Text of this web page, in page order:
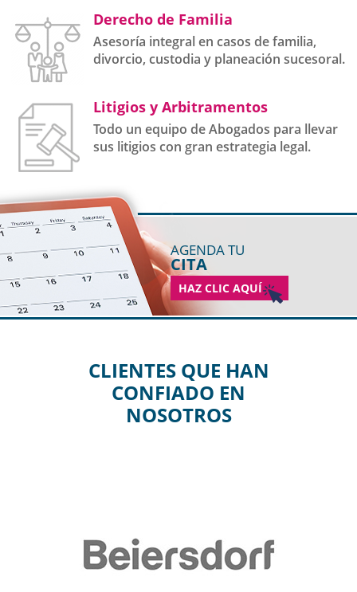
Derecho de Familia
Asesoría integral en casos de familia,
divorcio, custodia y planeación sucesoral.
Litigios y Arbitramentos
Todo un equipo de Abogados para llevar
sus litigios con gran estrategia legal.
AGENDA TU
CITA
HAZ CLIC AQUÍ
CLIENTES QUE HAN
CONFIADO EN
NOSOTROS